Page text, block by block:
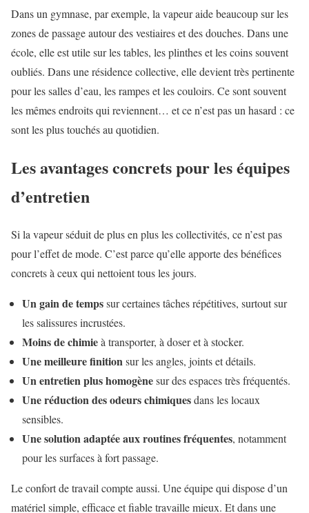
Dans un gymnase, par exemple, la vapeur aide beaucoup sur les
zones de passage autour des vestiaires et des douches. Dans une
école, elle est utile sur les tables, les plinthes et les coins souvent
oubliés. Dans une résidence collective, elle devient très pertinente
pour les salles d’eau, les rampes et les couloirs. Ce sont souvent
les mêmes endroits qui reviennent… et ce n’est pas un hasard : ce
sont les plus touchés au quotidien.
Les avantages concrets pour les équipes
d’entretien
Si la vapeur séduit de plus en plus les collectivités, ce n’est pas
pour l’effet de mode. C’est parce qu’elle apporte des bénéfices
concrets à ceux qui nettoient tous les jours.
Un gain de tempssur certaines tâches répétitives, surtout sur
les salissures incrustées.
Moins de chimieà transporter, à doser et à stocker.
Une meilleure finitionsur les angles, joints et détails.
Un entretien plus homogènesur des espaces très fréquentés.
Une réduction des odeurs chimiquesdans les locaux
sensibles.
Une solution adaptée aux routines fréquentes, notamment
pour les surfaces à fort passage.
Le confort de travail compte aussi. Une équipe qui dispose d’un
matériel simple, efficace et fiable travaille mieux. Et dans une